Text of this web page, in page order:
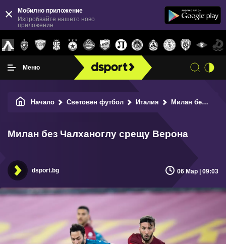
Мобилно приложение
Изпробвайте нашето ново
приложение
Меню
Начало Световен футбол Италия Милан без Чалханоглу срещу Верона
Милан без Чалханоглу срещу Верона
dsport.bg 06 Мар | 09:03